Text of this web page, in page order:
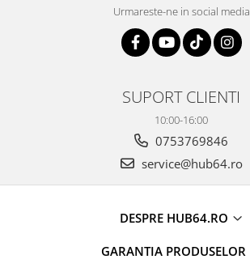
Urmareste-ne in social media
SUPORT CLIENTI
10:00-16:00
0753769846
service@hub64.ro
DESPRE HUB64.RO
GARANTIA PRODUSELOR